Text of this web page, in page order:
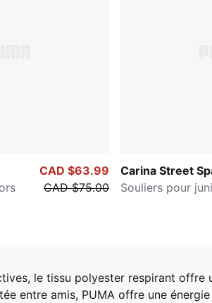
CAD $63.99
CAD $75.00
Carina Street
Souliers pour
le tissu polyester respirant offre
entre amis, PUMA offre une